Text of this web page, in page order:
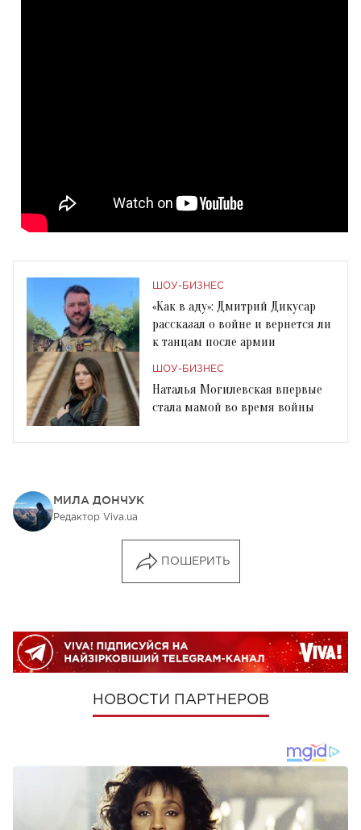
ШОУ-БИЗНЕС
«Как в аду»: Дмитрий Дикусар
рассказал о войне и вернется ли
к танцам после армии
ШОУ-БИЗНЕС
Наталья Могилевская впервые
стала мамой во время войны
МИЛА ДОНЧУК
Редактор Viva.ua
ПОШЕРИТЬ
НОВОСТИ ПАРТНЕРОВ